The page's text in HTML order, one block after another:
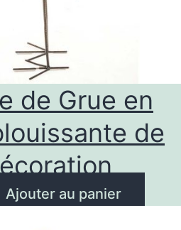
de Grue en
de
Ajouter au panier